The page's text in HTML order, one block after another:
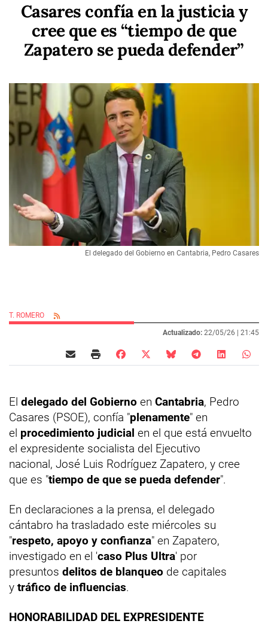
Casares confía en la justicia y
cree que es “tiempo de que
Zapatero se pueda defender”
El delegado del Gobierno en Cantabria, Pedro Casares
T. ROMERO
Actualizado: 22/05/26 | 21:45
El delegado del Gobierno en Cantabria, Pedro
Casares (PSOE), confía "plenamente" en
el procedimiento judicial en el que está envuelto
el expresidente socialista del Ejecutivo
nacional, José Luis Rodríguez Zapatero, y cree
que es "tiempo de que se pueda defender".
En declaraciones a la prensa, el delegado
cántabro ha trasladado este miércoles su
"respeto, apoyo y confianza" en Zapatero,
investigado en el 'caso Plus Ultra' por
presuntos delitos de blanqueo de capitales
y tráfico de influencias.
HONORABILIDAD DEL EXPRESIDENTE